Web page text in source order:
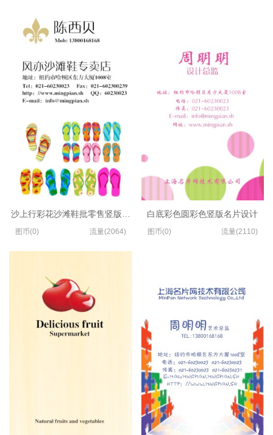
沙上行彩花沙滩鞋批零售竖版名片模板
图币(0) 流量(2064)
白底彩色圆彩色竖版名片设计
图币(0) 流量(2110)